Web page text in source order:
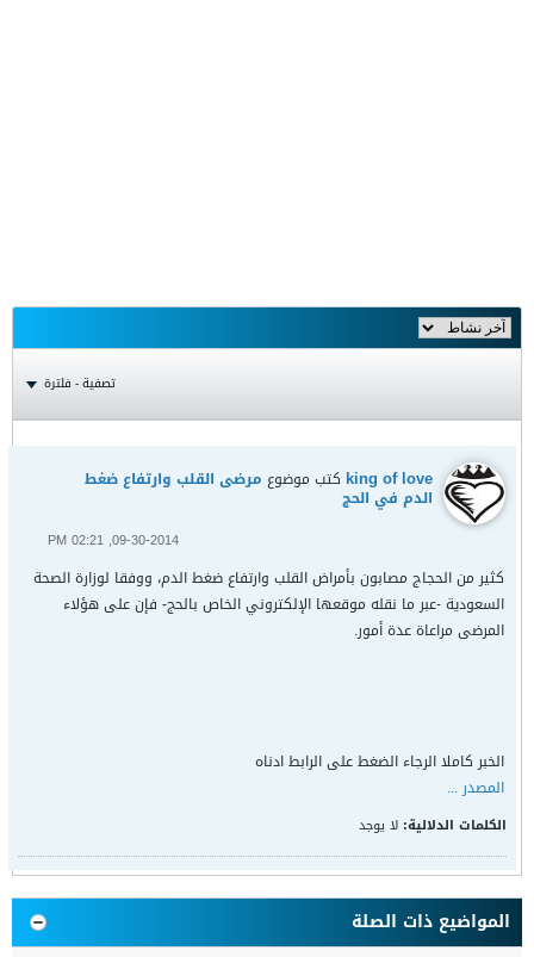
تصفية - فلترة
king of love كتب موضوع مرضى القلب وارتفاع ضغط
الدم في الحج
09-30-2014, 02:21 PM
كثير من الحجاج مصابون بأمراض القلب وارتفاع ضغط الدم، ووفقا لوزارة الصحة
السعودية -عبر ما نقله موقعها الإلكتروني الخاص بالحج- فإن على هؤلاء
المرضى مراعاة عدة أمور.
الخبر كاملا الرجاء الضغط على الرابط ادناه
المصدر ...
الكلمات الدلالية: لا يوجد
المواضيع ذات الصلة